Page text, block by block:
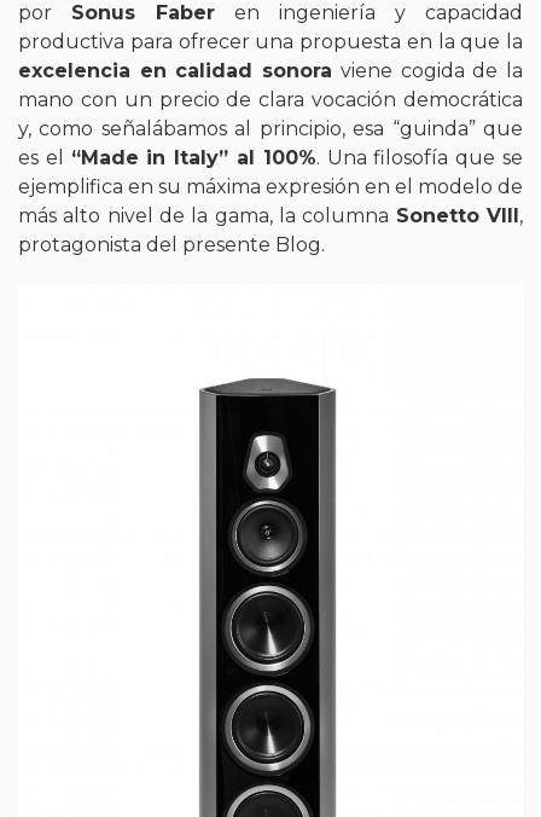
por Sonus Faber en ingeniería y capacidad
productiva para ofrecer una propuesta en la que la
excelencia en calidad sonora viene cogida de la
mano con un precio de clara vocación democrática
y, como señalábamos al principio, esa “guinda” que
es el “Made in Italy” al 100%. Una filosofía que se
ejemplifica en su máxima expresión en el modelo de
más alto nivel de la gama, la columna Sonetto VIII,
protagonista del presente Blog.